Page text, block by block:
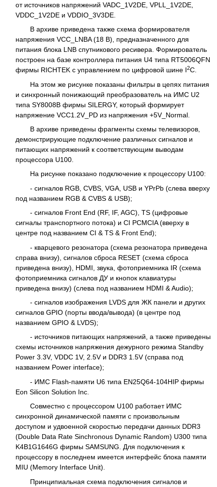
от источников напряжений VADC_1V2DE, VPLL_1V2DE,
VDDC_1V2DE и VDDIO_3V3DE.
В архиве приведена также схема формирователя
напряжения VCC_LNBA (18 В), предназначенного для
питания блока LNB спутникового ресивера. Формирователь
построен на базе контроллера питания U4 типа RT5006QFN
фирмы RICHTEK с управлением по цифровой шине I2C.
На этом же рисунке показаны фильтры в цепях питания
и синхронный понижающий преобразователь на ИМС U2
типа SY8008B фирмы SILERGY, который формирует
напряжение VCC1.2V_PD из напряжения +5V_Normal.
В архиве приведены фрагменты схемы телевизоров,
демонстрирующие подключение различных сигналов и
питающих напряжений к соответствующим выводам
процессора U100.
На рисунке показано подключение к процессору U100:
- сигналов RGB, CVBS, VGA, USB и YPrPb (слева вверху
под названием RGB & CVBS & USB);
- сигналов Front End (RF, IF, AGC), TS (цифровые
сигналы транспортного потока) и CI PCMCIA (вверху в
центре под названием CI & TS & Front End);
- кварцевого резонатора (схема резонатора приведена
справа внизу), сигналов сброса RESET (схема сброса
приведена внизу), HDMI, звука, фотоприемника IR (схема
фотоприемника сигналов ДУ и кнопок клавиатуры
приведена внизу) (слева под названием HDMI & Audio);
- сигналов изображения LVDS для ЖК панели и других
сигналов GPIO (порты ввода/вывода) (в центре под
названием GPIO & LVDS);
- источников питающих напряжений, а также приведены
схемы источников напряжения дежурного режима Standby
Power 3.3V, VDDC 1V, 2.5V и DDR3 1.5V (справа под
названием Power interface);
- ИМС Flash-памяти U6 типа EN25Q64-104HIP фирмы
Eon Silicon Solution Inc.
Совместно с процессором U100 работает ИМС
синхронной динамической памяти с произвольным
доступом и удвоенной скоростью передачи данных DDR3
(Double Data Rate Sinchronous Dynamic Random) U300 типа
K4B1G1646G фирмы SAMSUNG. Для подключения к
процессору в последнем имеется интерфейс блока памяти
MIU (Memory Interface Unit).
Принципиальная схема подключения сигналов и